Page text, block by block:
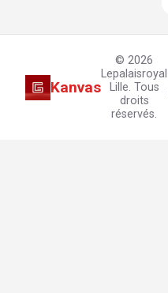
Kanvas
© 2026
Lepalaisroyal
Lille. Tous
droits
réservés.